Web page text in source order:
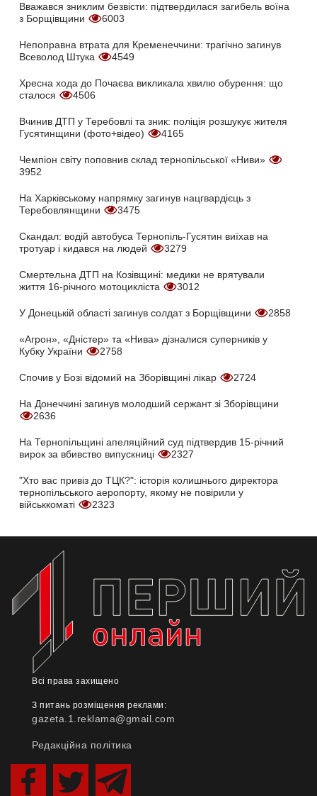
Вважався зниклим безвісти: підтвердилася загибель воїна
з Борщівщини
6003
Непоправна втрата для Кременеччини: трагічно загинув
Всеволод Штука
4549
Хресна хода до Почаєва викликала хвилю обурення: що
сталося
4506
Вчинив ДТП у Теребовлі та зник: поліція розшукує жителя
Гусятинщини (фото+відео)
4165
Чемпіон світу поповнив склад тернопільської «Ниви»
3952
На Харківському напрямку загинув нацгвардієць з
Теребовлянщини
3475
Скандал: водій автобуса Тернопіль-Гусятин виїхав на
тротуар і кидався на людей
3279
Смертельна ДТП на Козівщині: медики не врятували
життя 16-річного мотоцикліста
3012
У Донецькій області загинув солдат з Борщівщини 2858
«Агрон», «Дністер» та «Нива» дізналися суперників у
Кубку України
2758
Спочив у Бозі відомий на Зборівщині лікар 2724
На Донеччині загинув молодший сержант зі Зборівщини
2636
На Тернопільщині апеляційний суд підтвердив 15-річний
вирок за вбивство випускниці
2327
"Хто вас привіз до ТЦК?": історія колишнього директора
тернопільського аеропорту, якому не повірили у
військкоматі
2323
Всі права захищено
З питань розміщення реклами:
gazeta.1.reklama@gmail.com
Редакційна політика